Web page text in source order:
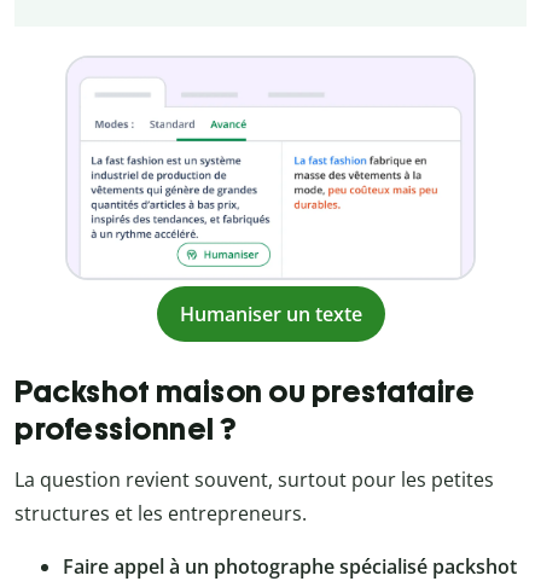
Humaniser un texte
Packshot maison ou prestataire
professionnel ?
La question revient souvent, surtout pour les petites
structures et les entrepreneurs.
Faire appel à un photographe spécialisé packshot